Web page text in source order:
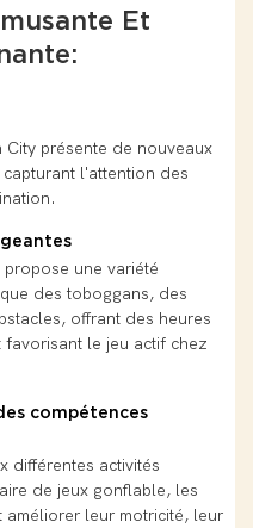
Et
City présente de nouveaux
l'attention des
une variété
des toboggans, des
offrant des heures
favorisant le jeu actif chez
compétences
différentes activités
de jeux gonflable, les
améliorer leur motricité, leur